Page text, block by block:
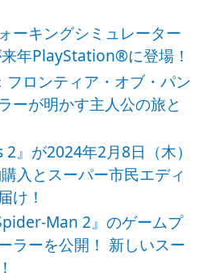
ーキングシミュレーター
来年PlayStation®に登場！
ロンティア・オブ・パン
ーが明かす主人公の旅と
』が2024年2月8日（木）
入とスーパー市民エディ
け！
Man 2』のゲームプ
ラーを公開！ 新しいスー